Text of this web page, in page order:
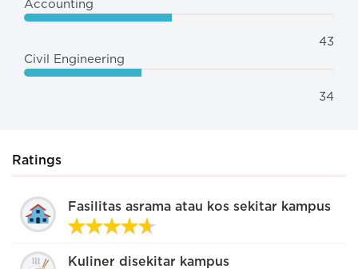
Accounting
43
Civil Engineering
34
Ratings
Fasilitas asrama atau kos sekitar kampus
Kuliner disekitar kampus